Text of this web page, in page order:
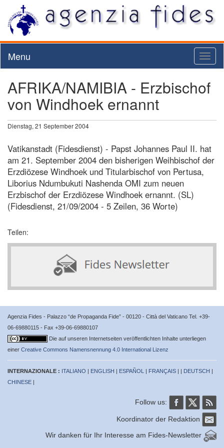
Menu
AFRIKA/NAMIBIA - Erzbischof
von Windhoek ernannt
Dienstag, 21 September 2004
Vatikanstadt (Fidesdienst) - Papst Johannes Paul II. hat
am 21. September 2004 den bisherigen Weihbischof der
Erzdiözese Windhoek und Titularbischof von Pertusa,
Liborius Ndumbukuti Nashenda OMI zum neuen
Erzbischof der Erzdiözese Windhoek ernannt. (SL)
(Fidesdienst, 21/09/2004 - 5 Zeilen, 36 Worte)
Teilen:
Agenzia Fides - Palazzo “de Propaganda Fide” - 00120 - Città del Vaticano Tel. +39-
06-69880115 - Fax +39-06-69880107
Die auf unseren Internetseiten veröffentlichten Inhalte unterliegen
einer Creative Commons Namensnennung 4.0 International Lizenz
INTERNAZIONALE : ITALIANO | ENGLISH | ESPAÑOL | FRANÇAIS | | DEUTSCH |
CHINESE |
Follow us:
Koordinator der Redaktion
Wir danken für Ihr Interesse am Fides-Newsletter